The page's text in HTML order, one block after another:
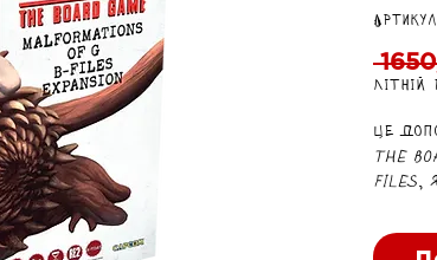
Це
The
Files,
G-